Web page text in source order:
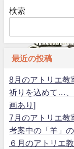
検索
最近の投稿
8月のアトリエ教
祈りを込めて…、
画あり]
7月のアトリエ教
考案中の「羊」
６月のアトリエ